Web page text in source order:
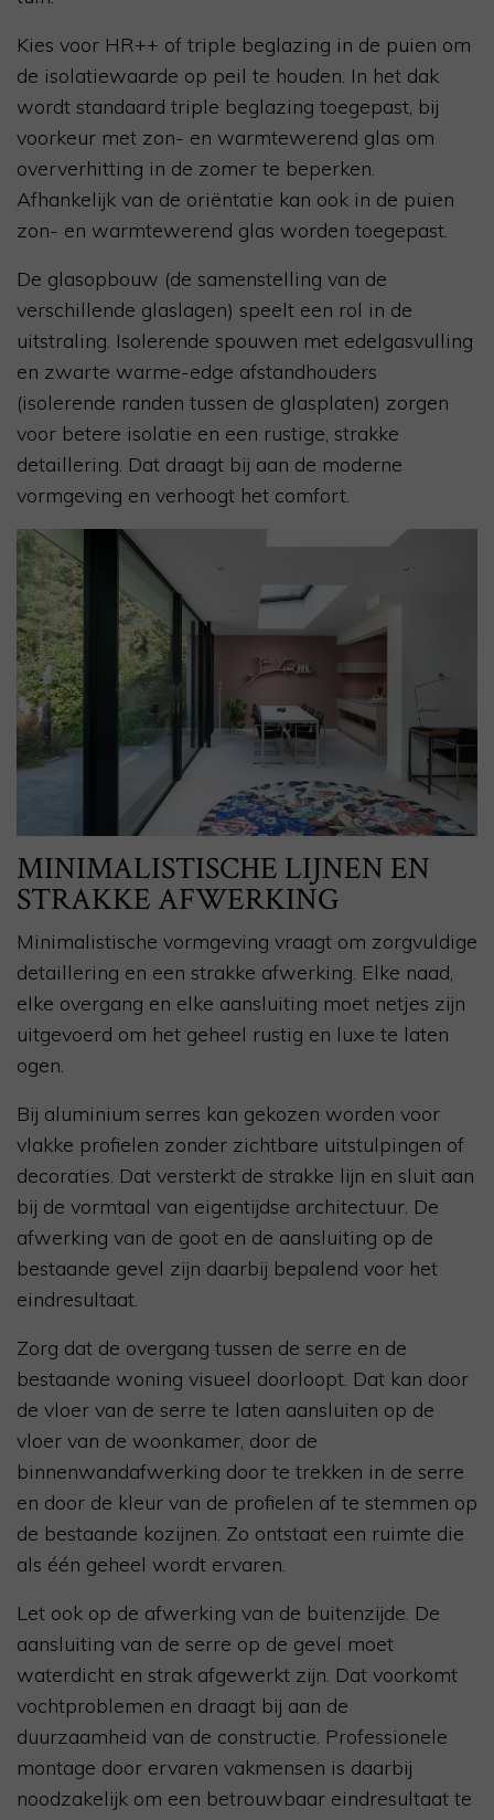
Kies voor HR++ of triple beglazing in de puien om
de isolatiewaarde op peil te houden. In het dak
wordt standaard triple beglazing toegepast, bij
voorkeur met zon- en warmtewerend glas om
oververhitting in de zomer te beperken.
Afhankelijk van de oriëntatie kan ook in de puien
zon- en warmtewerend glas worden toegepast.
De glasopbouw (de samenstelling van de
verschillende glaslagen) speelt een rol in de
uitstraling. Isolerende spouwen met edelgasvulling
en zwarte warme-edge afstandhouders
(isolerende randen tussen de glasplaten) zorgen
voor betere isolatie en een rustige, strakke
detaillering. Dat draagt bij aan de moderne
vormgeving en verhoogt het comfort.
MINIMALISTISCHE LIJNEN EN
STRAKKE AFWERKING
Minimalistische vormgeving vraagt om zorgvuldige
detaillering en een strakke afwerking. Elke naad,
elke overgang en elke aansluiting moet netjes zijn
uitgevoerd om het geheel rustig en luxe te laten
ogen.
Bij aluminium serres kan gekozen worden voor
vlakke profielen zonder zichtbare uitstulpingen of
decoraties. Dat versterkt de strakke lijn en sluit aan
bij de vormtaal van eigentijdse architectuur. De
afwerking van de goot en de aansluiting op de
bestaande gevel zijn daarbij bepalend voor het
eindresultaat.
Zorg dat de overgang tussen de serre en de
bestaande woning visueel doorloopt. Dat kan door
de vloer van de serre te laten aansluiten op de
vloer van de woonkamer, door de
binnenwandafwerking door te trekken in de serre
en door de kleur van de profielen af te stemmen op
de bestaande kozijnen. Zo ontstaat een ruimte die
als één geheel wordt ervaren.
Let ook op de afwerking van de buitenzijde. De
aansluiting van de serre op de gevel moet
waterdicht en strak afgewerkt zijn. Dat voorkomt
vochtproblemen en draagt bij aan de
duurzaamheid van de constructie. Professionele
montage door ervaren vakmensen is daarbij
noodzakelijk om een betrouwbaar eindresultaat te